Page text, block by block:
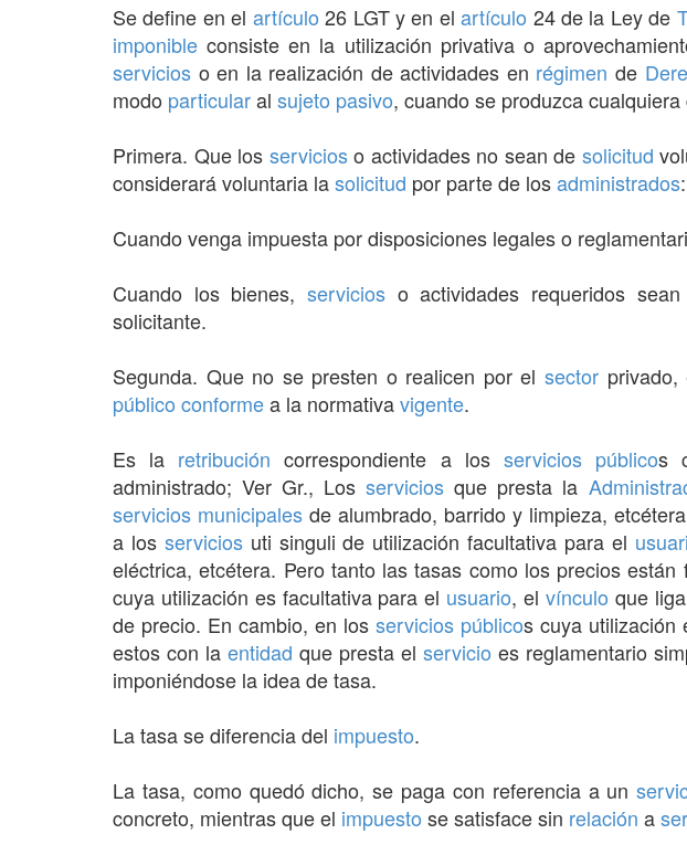
Se define en el artículo 26 LGT y en elartículo 24 de la Ley de
imponible consiste en la utilización privativa o
servicios o en la realización de actividades en régimen de
modo particularal sujeto pasivo, cuando se produzca cualquiera
Primera. Que los servicioso actividades no sean de solicitud
considerará voluntaria lasolicitud por parte de losadministrados:
Cuando venga impuesta por disposiciones legales o
Cuando los bienes, servicios o actividades requeridos
solicitante.
Segunda. Que no se presten o realicen por el sectorprivado,
público conformea la normativavigente.
Es la retribución correspondiente a los servicios públicos
administrado; Ver Gr., Losservicios que presta la
servicios municipalesde alumbrado, barrido y limpieza,
a los serviciosuti singuli de utilización facultativa para el
eléctrica, etcétera. Pero tanto las tasas como los precios
cuya utilización es facultativa para el usuario, el vínculo que
de precio. En cambio, en los servicios públicos cuya utilización
estos con la entidad que presta el servicio es reglamentario
imponiéndose la idea de tasa.
La tasa se diferencia del impuesto.
La tasa, como quedó dicho, se paga con referencia a un
concreto, mientras que el impuesto se satisface sin relación a